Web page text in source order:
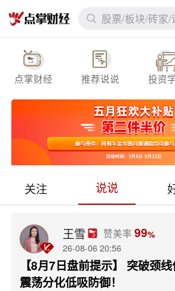
股票/板块/砖家/
点掌财经 推荐说说 投资
关注 说说
王雪 赞美率 99%
26-08-06 20:56
【8月7日盘前提示】 突破颈线
震荡分化低吸防御！